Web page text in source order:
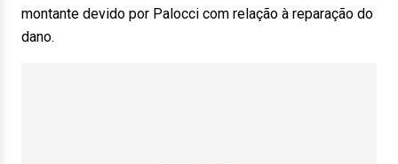
montante devido por Palocci com relação à reparação do
dano.